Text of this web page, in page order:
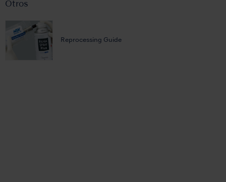
Otros
Reprocessing Guide